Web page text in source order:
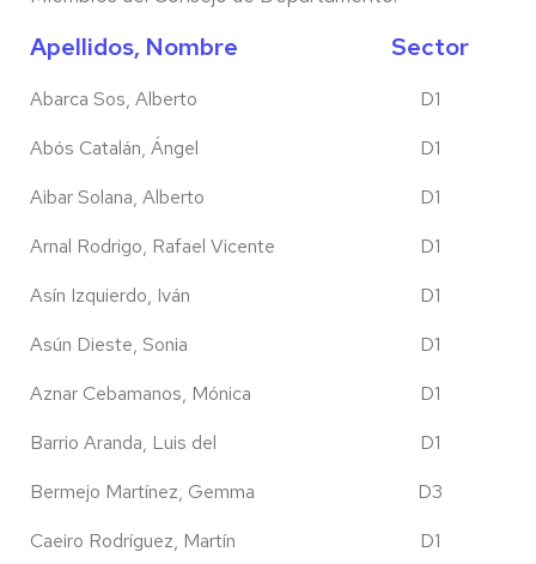
Apellidos, Nombre Sector
Abarca Sos, Alberto
D1
Abós Catalán, Ángel
D1
Aibar Solana, Alberto
D1
Arnal Rodrigo, Rafael Vicente
D1
Asín Izquierdo, Iván
D1
Asún Dieste, Sonia
D1
Aznar Cebamanos, Mónica
D1
Barrio Aranda, Luis del
D1
Bermejo Martínez, Gemma
D3
Caeiro Rodríguez, Martín
D1